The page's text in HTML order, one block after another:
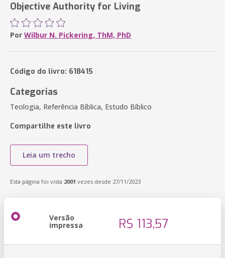
Objective Authority for Living
Por Wilbur N. Pickering, ThM, PhD
Código do livro: 618415
Categorias
Teologia, Referência Bíblica, Estudo Bíblico
Compartilhe este livro
Leia um trecho
Esta página foi vista 2001 vezes desde 27/11/2023
Versão
impressa R$ 113,57